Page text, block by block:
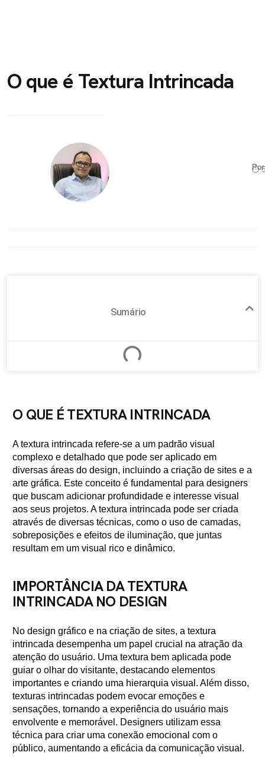
O que é Textura Intrincada
⏱
Sumário
O QUE É TEXTURA INTRINCADA
A textura intrincada refere-se a um padrão visual
complexo e detalhado que pode ser aplicado em
diversas áreas do design, incluindo a criação de sites e a
arte gráfica. Este conceito é fundamental para designers
que buscam adicionar profundidade e interesse visual
aos seus projetos. A textura intrincada pode ser criada
através de diversas técnicas, como o uso de camadas,
sobreposições e efeitos de iluminação, que juntas
resultam em um visual rico e dinâmico.
IMPORTÂNCIA DA TEXTURA
INTRINCADA NO DESIGN
No design gráfico e na criação de sites, a textura
intrincada desempenha um papel crucial na atração da
atenção do usuário. Uma textura bem aplicada pode
guiar o olhar do visitante, destacando elementos
importantes e criando uma hierarquia visual. Além disso,
texturas intrincadas podem evocar emoções e
sensações, tornando a experiência do usuário mais
envolvente e memorável. Designers utilizam essa
técnica para criar uma conexão emocional com o
público, aumentando a eficácia da comunicação visual.